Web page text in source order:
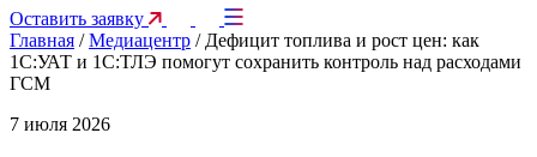
Оставить заявку
Главная / Медиацентр / Дефицит топлива и рост цен: как
1С:УАТ и 1С:ТЛЭ помогут сохранить контроль над расходами
ГСМ
7 июля 2026